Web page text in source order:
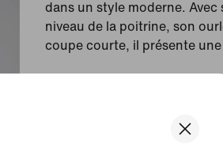
dans un style moderne. Avec
niveau de la poitrine, son
coupe courte, il présente
Birch